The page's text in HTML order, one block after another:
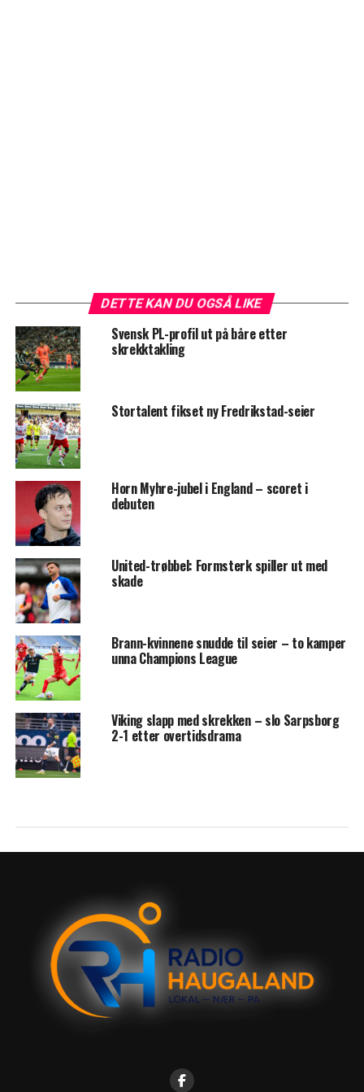
DETTE KAN DU OGSÅ LIKE
Svensk PL-profil ut på båre etter
skrekktakling
Stortalent fikset ny Fredrikstad-seier
Horn Myhre-jubel i England – scoret i
debuten
United-trøbbel: Formsterk spiller ut med
skade
Brann-kvinnene snudde til seier – to kamper
unna Champions League
Viking slapp med skrekken – slo Sarpsborg
2-1 etter overtidsdrama